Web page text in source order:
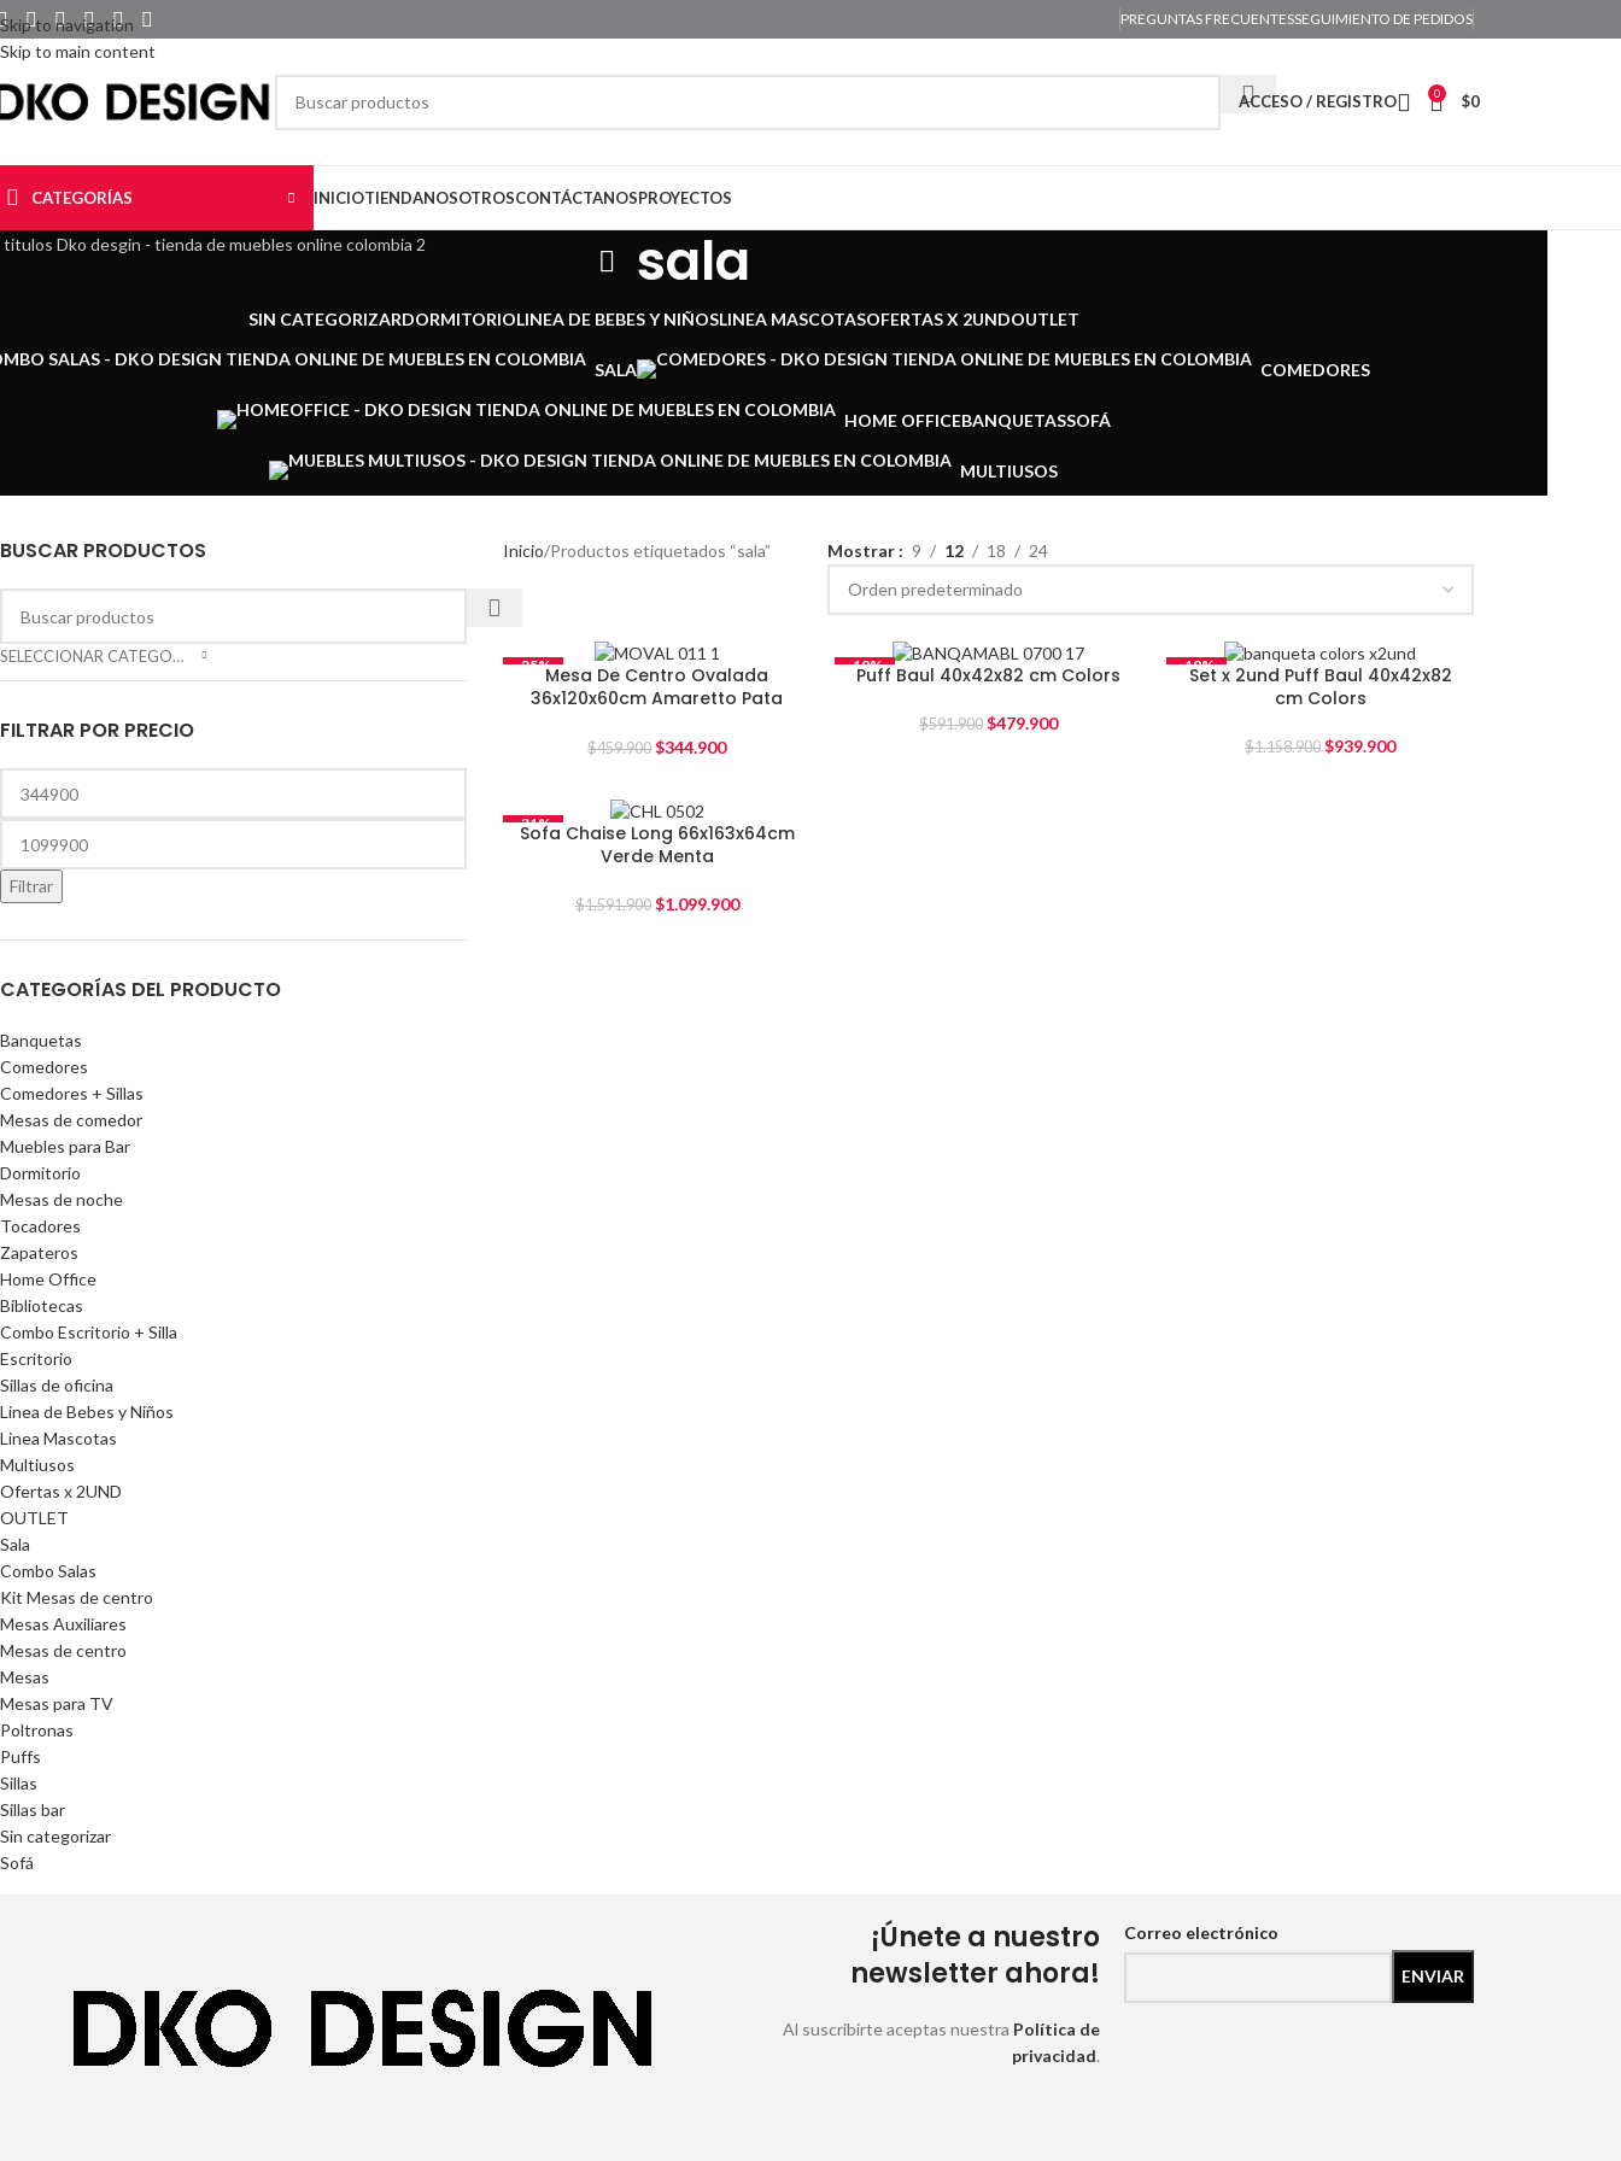
Skip to navigation
Skip to main content
PREGUNTAS FRECUENTESSEGUIMIENTO DE PEDIDOS
ACCESO / REGISTRO 0 $0
CATEGORÍAS INICIOTIENDANOSOTROSCONTÁCTANOSPROYECTOS
sala
SIN CATEGORIZARDORMITORIOLINEA DE BEBES Y NIÑOSLINEA MASCOTASOFERTAS X 2UNDOUTLET
SALA COMEDORES
HOME OFFICEBANQUETASSOFÁ
MULTIUSOS
BUSCAR PRODUCTOS
SELECCIONAR CATEGORÍA
FILTRAR POR PRECIO
Filtrar
CATEGORÍAS DEL PRODUCTO
Banquetas
Comedores
Comedores + Sillas
Mesas de comedor
Muebles para Bar
Dormitorio
Mesas de noche
Tocadores
Zapateros
Home Office
Bibliotecas
Combo Escritorio + Silla
Escritorio
Sillas de oficina
Linea de Bebes y Niños
Linea Mascotas
Multiusos
Ofertas x 2UND
OUTLET
Sala
Combo Salas
Kit Mesas de centro
Mesas Auxiliares
Mesas de centro
Mesas
Mesas para TV
Poltronas
Puffs
Sillas
Sillas bar
Sin categorizar
Sofá
Inicio Productos etiquetados “sala” Mostrar 9 12 18 24
-25%Mesa De Centro Ovalada
36x120x60cm Amaretto Pata
$459.900 $344.900
-19%
Puff Baul 40x42x82 cm Colors
$591.900 $479.900
-19%
Set x 2und Puff Baul 40x42x82
cm Colors
$1.158.900 $939.900
-31%
Sofa Chaise Long 66x163x64cm
Verde Menta
$1.591.900 $1.099.900
¡Únete a nuestro
newsletter ahora!
Al suscribirte aceptas nuestra Política de
privacidad.
Correo electrónico